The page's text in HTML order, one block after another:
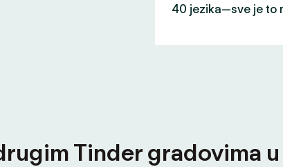
40 jezika—sve je to
Tinder gradovima